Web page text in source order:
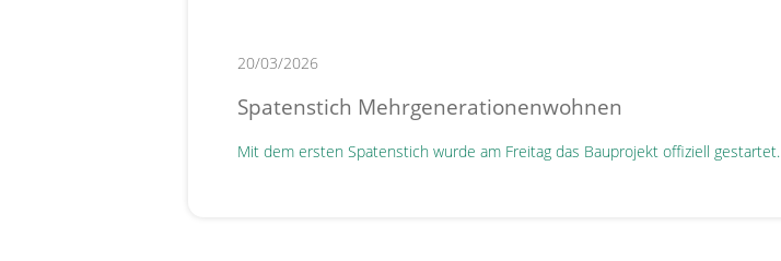
20/03/2026
Spatenstich Mehrgenerationenwohnen
Mit dem ersten Spatenstich wurde am Freitag das Bauprojekt offiziell gestartet.